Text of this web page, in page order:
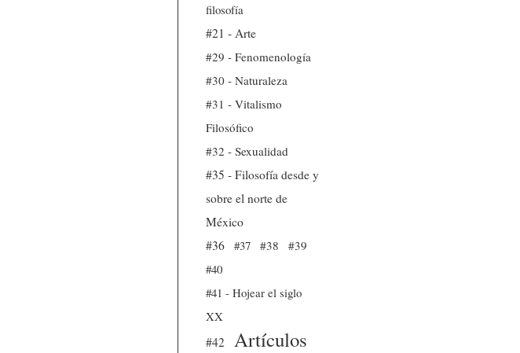
filosofía
#21 - Arte
#29 - Fenomenología
#30 - Naturaleza
#31 - Vitalismo
Filosófico
#32 - Sexualidad
#35 - Filosofía desde y
sobre el norte de
México
#36
#37 #38
#39
#40
#41 - Hojear el siglo
XX
#42
Artículos